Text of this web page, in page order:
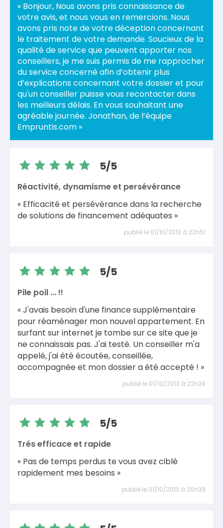
« Bonjour, Nous avons pris connaissance de
votre avis, et nous vous en remercions. Nous
avons pris note de votre déception concernant
le traitement de votre demande. Soucieux de la
qualité de service que peuvent apporter nos
conseillers, je me suis permis de me rapprocher
du service concerné afin d’obtenir plus
d’explications concernant votre dossier et pour
qu'un conseiller puisse vous recontacter dans
les meilleurs délais. En vous souhaitant une
agréable journée. Jonathan, de l’équipe
Empruntis.com »
5/5
Réactivité, dynamisme et persévérance
« Efficacité et persévérance dans la recherche
de solutions de financement adéquates »
publié le 01/10/2013 à 22h51
5/5
Pile poil ... !!
« J'avais besoin d'une finance supplémentaire
pour réaménager mon nouvel appartement. En
surfant sur internet je tombe sur ce site que je
ne connaissais pas. J'ai testé. Un conseiller m'a
appelé, j'ai été écoutée, conseillée,
accompagnée et mon dossier a été accepté ! »
publié le 01/10/2013 à 22h39
5/5
Trés efficace et rapide
« Pas de temps perdus te vous avez ciblé
rapidement mes besoins »
publié le 01/10/2013 à 20h39